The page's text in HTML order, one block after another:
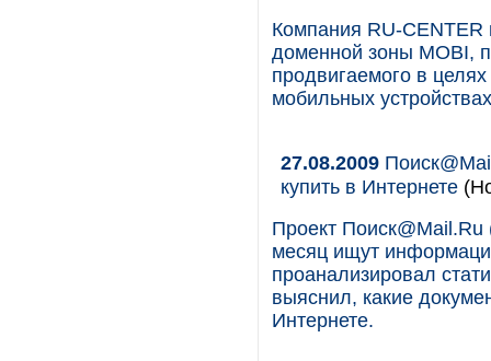
Компания RU-CENTER
доменной зоны MOBI,
продвигаемого в
мобильных
27.08.2009
купить в Интернете
Проект
месяц ищут
проанализировал
выяснил, какие
Интернете.